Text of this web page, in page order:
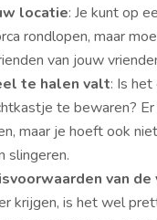
locatie: Je kunt op
rondlopen, maar
van jouw
te halen valt: Is
te bewaren?
maar je hoeft ook
slingeren.
van de
krijgen, is het wel